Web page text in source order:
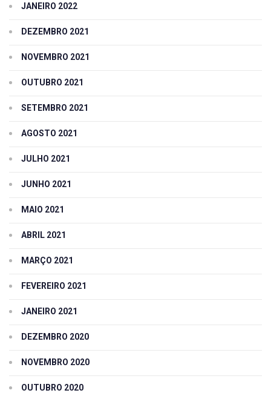
JANEIRO 2022
DEZEMBRO 2021
NOVEMBRO 2021
OUTUBRO 2021
SETEMBRO 2021
AGOSTO 2021
JULHO 2021
JUNHO 2021
MAIO 2021
ABRIL 2021
MARÇO 2021
FEVEREIRO 2021
JANEIRO 2021
DEZEMBRO 2020
NOVEMBRO 2020
OUTUBRO 2020